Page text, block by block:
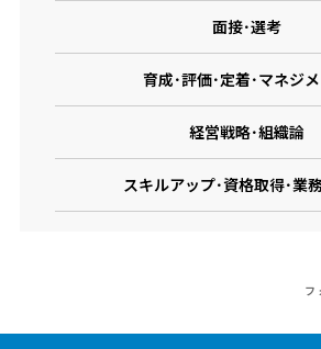
面接･選考
育成･評価･定着･マネジ
経営戦略･組織論
スキルアップ･資格取得･業
フ